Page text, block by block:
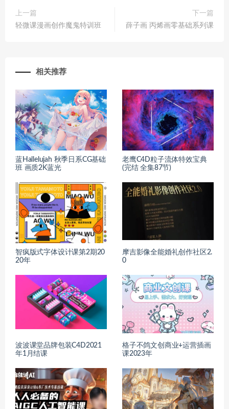
上一篇
轻微课漫画创作魔鬼特训班
下一篇
薛子画 丙烯画零基础系列课
相关推荐
蓝Hallelujah 秋季日系CG基础
班 画质2K蓝光
老鹰C4D粒子流体特效宝典
(完结 全集87节)
智疯版式字体设计课第2期20
20年
摩吉影像全能婚礼创作社区2.
0
波波课堂品牌包装C4D2021
年1月结课
格子不鸽文创商业+运营插画
课2023年